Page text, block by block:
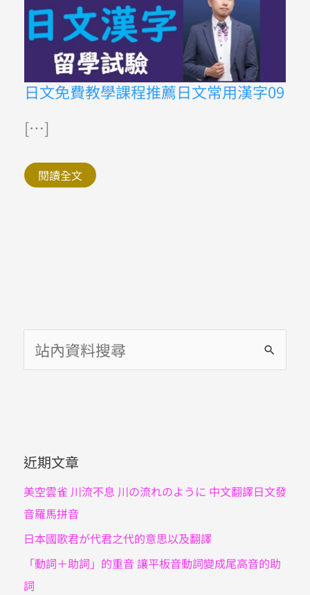
日文免費教學課程推薦日文常用漢字09
[…]
日
文
費
教
學
程
推
薦
閱讀全文
尋
:近期文章
美空雲雀 川流不息 川の流れのように 中文翻譯日文發
音羅馬拼音
日本國歌君が代君之代的意思以及翻譯
「動詞＋助詞」的重音 讓平板音動詞變成尾高音的助
詞